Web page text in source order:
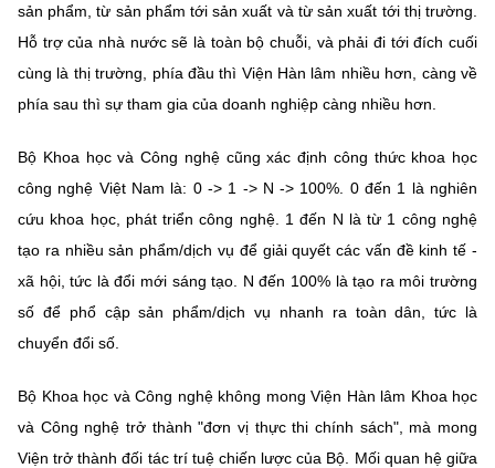
sản phẩm, từ sản phẩm tới sản xuất và từ sản xuất tới thị trường.
Hỗ trợ của nhà nước sẽ là toàn bộ chuỗi, và phải đi tới đích cuối
cùng là thị trường, phía đầu thì Viện Hàn lâm nhiều hơn, càng về
phía sau thì sự tham gia của doanh nghiệp càng nhiều hơn.
Bộ Khoa học và Công nghệ cũng xác định công thức khoa học
công nghệ Việt Nam là: 0 -> 1 -> N -> 100%. 0 đến 1 là nghiên
cứu khoa học, phát triển công nghệ. 1 đến N là từ 1 công nghệ
tạo ra nhiều sản phẩm/dịch vụ để giải quyết các vấn đề kinh tế -
xã hội, tức là đổi mới sáng tạo. N đến 100% là tạo ra môi trường
số để phổ cập sản phẩm/dịch vụ nhanh ra toàn dân, tức là
chuyển đổi số.
Bộ Khoa học và Công nghệ không mong Viện Hàn lâm Khoa học
và Công nghệ trở thành "đơn vị thực thi chính sách", mà mong
Viện trở thành đối tác trí tuệ chiến lược của Bộ. Mối quan hệ giữa